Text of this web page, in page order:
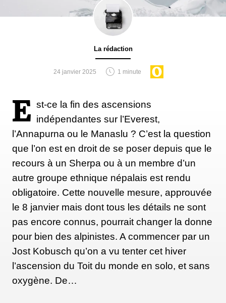
La rédaction
24 janvier 2025 1 minute
E st-ce la fin des ascensions
indépendantes sur l’Everest,
l’Annapurna ou le Manaslu ? C’est la question
que l’on est en droit de se poser depuis que le
recours à un Sherpa ou à un membre d’un
autre groupe ethnique népalais est rendu
obligatoire. Cette nouvelle mesure, approuvée
le 8 janvier mais dont tous les détails ne sont
pas encore connus, pourrait changer la donne
pour bien des alpinistes. A commencer par un
Jost Kobusch qu’on a vu tenter cet hiver
l’ascension du Toit du monde en solo, et sans
oxygène. De…